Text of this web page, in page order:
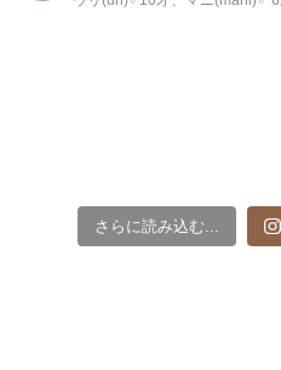
さらに読み込む...